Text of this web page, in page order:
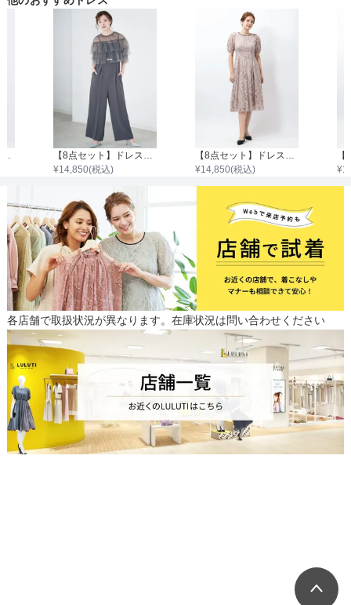
¥14,850(税込)
¥14,850(税込) ¥
各店舗で取扱状況が異なります。在庫状況は問い合わせください